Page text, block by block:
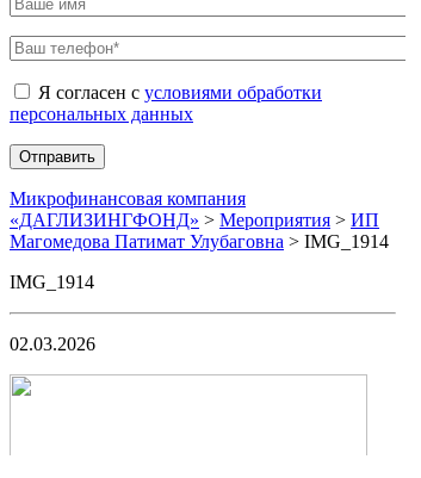
Я согласен с условиями обработки
персональных данных
Микрофинансовая компания
«ДАГЛИЗИНГФОНД» > Мероприятия > ИП
Магомедова Патимат Улубаговна > IMG_1914
IMG_1914
02.03.2026